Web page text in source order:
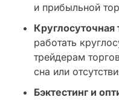
и прибыльной
Круглосуточная
работать
трейдерам
сна или
Бэктестинг и